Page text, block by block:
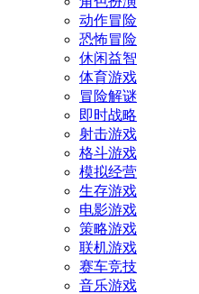
动作冒险
恐怖冒险
休闲益智
体育游戏
冒险解谜
即时战略
射击游戏
格斗游戏
模拟经营
生存游戏
电影游戏
策略游戏
联机游戏
赛车竞技
音乐游戏